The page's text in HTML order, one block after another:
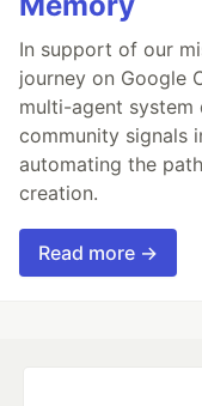
In support of our
journey on Google
multi-agent
community signals
automating the
creation.
Read more →